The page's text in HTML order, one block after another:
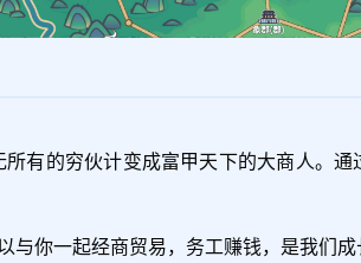
有的穷伙计变成富甲天下的大商人。
你一起经商贸易，务工赚钱，是我们